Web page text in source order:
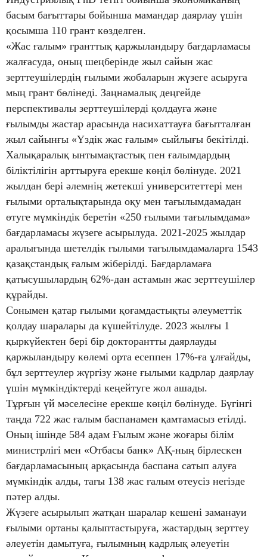
басым бағыттары бойынша мамандар даярлау үшін
қосымша 110 грант көзделген.
«Жас ғалым» гранттық қаржыландыру бағдарламасы
жалғасуда, оның шеңберінде жыл сайын жас
зерттеушілердің ғылыми жобаларын жүзеге асыруға
мың грант бөлінеді. Заңнамалық деңгейде
перспективалы зерттеушілерді қолдауға және
ғылымды жастар арасында насихаттауға бағытталған
жыл сайынғы «Үздік жас ғалым» сыйлығы бекітілді.
Халықаралық ынтымақтастық пен ғалымдардың
біліктілігін арттыруға ерекше көңіл бөлінуде. 2021
жылдан бері әлемнің жетекші университеттері мен
ғылыми орталықтарында оқу мен тағылымдамадан
өтуге мүмкіндік беретін «250 ғылыми тағылымдама»
бағдарламасы жүзеге асырылуда. 2021-2025 жылдар
аралығында шетелдік ғылыми тағылымдамаларға 1543
қазақстандық ғалым жіберілді. Бағдарламаға
қатысушылардың 62%-дан астамын жас зерттеушілер
құрайды.
Сонымен қатар ғылыми қоғамдастықты әлеуметтік
қолдау шаралары да күшейтілуде. 2023 жылғы 1
қыркүйектен бері бір докторантты даярлауды
қаржыландыру көлемі орта есеппен 17%-ға ұлғайды,
бұл зерттеулер жүргізу және ғылыми кадрлар даярлау
үшін мүмкіндіктерді кеңейтуге жол ашады.
Тұрғын үй мәселесіне ерекше көңіл бөлінуде. Бүгінгі
таңда 722 жас ғалым баспанамен қамтамасыз етілді.
Оның ішінде 584 адам Ғылым және жоғары білім
министрлігі мен «Отбасы банк» АҚ-ның бірлескен
бағдарламасының арқасында баспана сатып алуға
мүмкіндік алды, тағы 138 жас ғалым өтеусіз негізде
пәтер алды.
Жүзеге асырылып жатқан шаралар кешені заманауи
ғылыми ортаны қалыптастыруға, жастардың зерттеу
әлеуетін дамытуға, ғылымның кадрлық әлеуетін